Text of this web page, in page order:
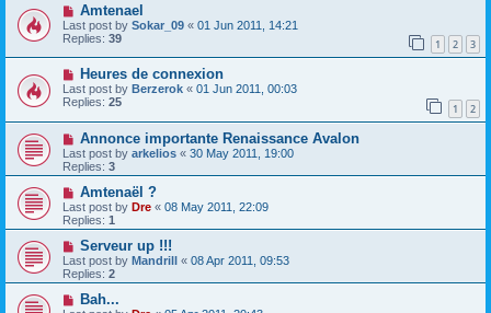
Amtenael
Last post by Sokar_09 « 01 Jun 2011, 14:21
Replies: 39 1 2 3
Heures de connexion
Last post by Berzerok « 01 Jun 2011, 00:03
Replies: 25 1 2
Annonce importante Renaissance Avalon
Last post by arkelios « 30 May 2011, 19:00
Replies: 3
Amtenaël ?
Last post by Dre « 08 May 2011, 22:09
Replies: 1
Serveur up !!!
Last post by Mandrill « 08 Apr 2011, 09:53
Replies: 2
Bah...